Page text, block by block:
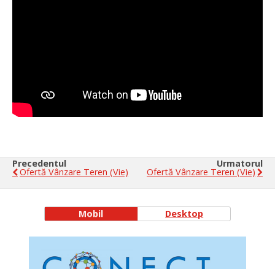
Precedentul
Ofertă Vânzare Teren (vie)
Urmatorul
Ofertă Vânzare Teren (vie)
Mobil Desktop